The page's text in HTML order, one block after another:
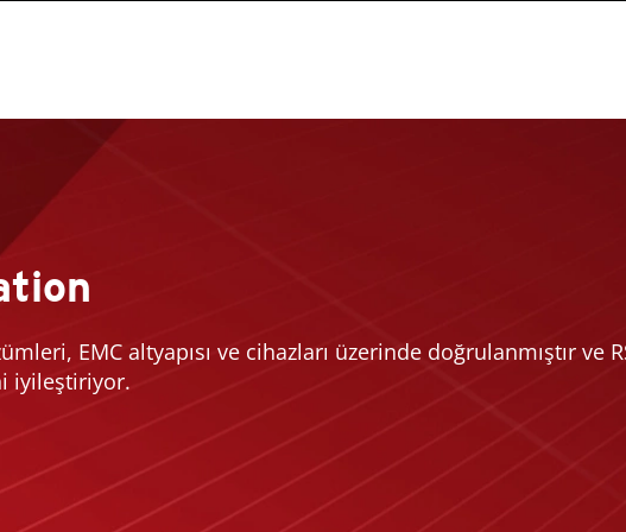
EMC altyapısı ve cihazları üzerinde doğrulanmıştır ve
iyileştiriyor.